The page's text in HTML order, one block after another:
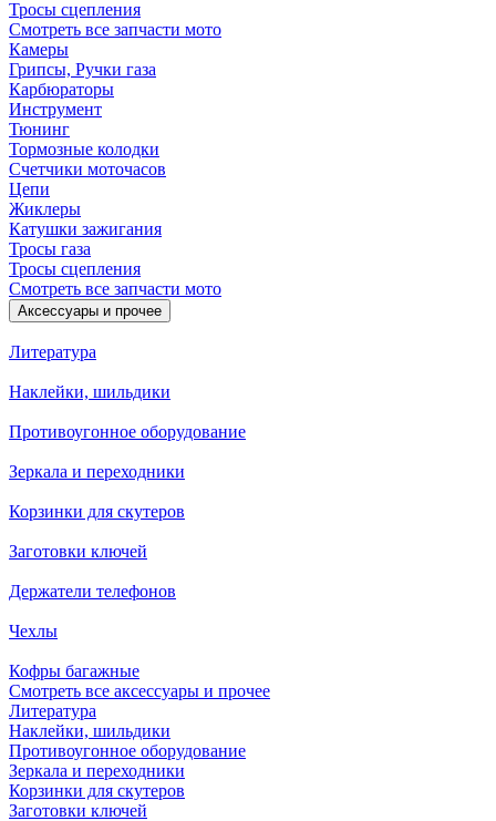
Тросы сцепления
Смотреть все запчасти мото
Камеры
Грипсы, Ручки газа
Карбюраторы
Инструмент
Тюнинг
Тормозные колодки
Счетчики моточасов
Цепи
Жиклеры
Катушки зажигания
Тросы газа
Тросы сцепления
Смотреть все запчасти мото
Аксессуары и прочее
Литература
Наклейки, шильдики
Противоугонное оборудование
Зеркала и переходники
Корзинки для скутеров
Заготовки ключей
Держатели телефонов
Чехлы
Кофры багажные
Смотреть все аксессуары и прочее
Литература
Наклейки, шильдики
Противоугонное оборудование
Зеркала и переходники
Корзинки для скутеров
Заготовки ключей